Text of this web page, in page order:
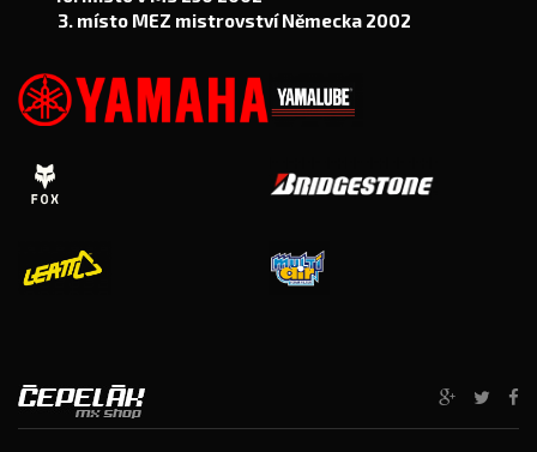
3. místo MEZ mistrovství Německa 2002